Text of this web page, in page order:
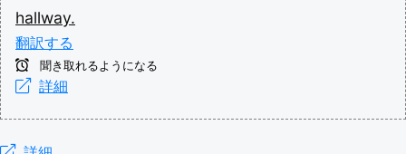
hallway.
翻訳する
聞き取れるようになる
詳細